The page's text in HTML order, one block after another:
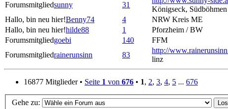
Forumsmitgliedsunny 31
Königseck, Südböhmen
Hallo, bin neu hier!Benny74 4 NRW Kreis ME
Hallo, bin neu hier!hilde88 1 Pforzheim / BW
Forumsmitgliedgoebi 140 FFM
Forumsmitgliedrainerunsinn 83
http://
linz
16877 Mitglieder • Seite 1 von 676 • 1, 2, 3, 4, 5 ... 676
Gehe zu: